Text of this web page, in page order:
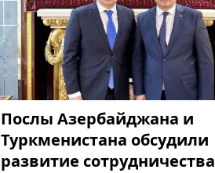
Послы Азербайджана и
Туркменистана обсудили
развитие сотрудничества